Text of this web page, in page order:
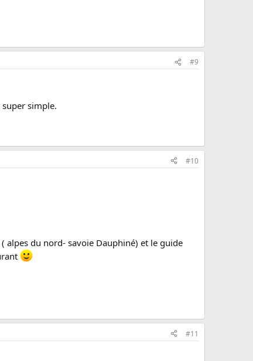
#9
simple.
#10
alpes du nord- savoie Dauphiné) et le guide
#11